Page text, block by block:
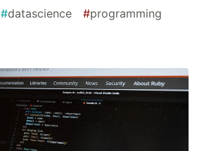
#datascience #programming